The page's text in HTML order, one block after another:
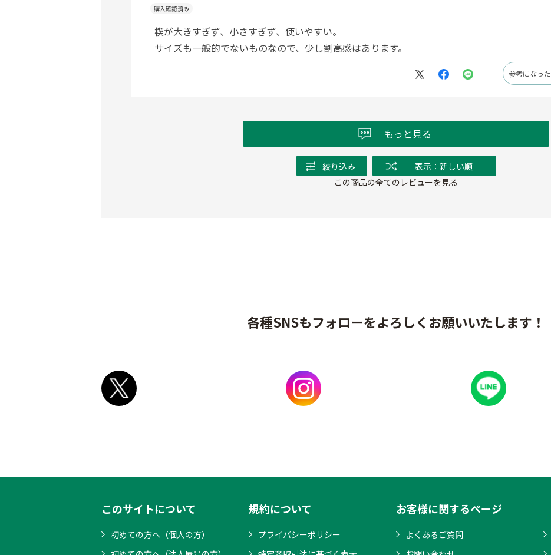
購入確認済み
楔が大きすぎず、小さすぎず、使いやすい。
サイズも一般的でないものなので、少し割高感はあります。
参考になった
もっと見る
絞り込み
表示：新しい順
この商品の全てのレビューを見る
各種SNSもフォローをよろしくお願いいたします！
このサイトについて
初めての方へ（個人の方）
規約について
プライバシーポリシー
お客様に関するページ
よくあるご質問